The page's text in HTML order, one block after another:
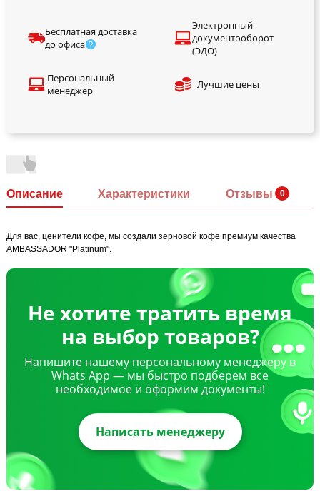
Бесплатная доставка
до офиса
Электронный
документооборот
(ЭДО)
Персональный
менеджер
Лучшие цены
Описание Характеристики Отзывы
Для вас, ценители кофе, мы создали зерновой кофе премиум качества
AMBASSADOR "Platinum".
Не хотите тратить время
на выбор товаров?
Напишите нашему персональному менеджеру в
Whats App — мы быстро подберем все
необходимое и оформим документы!
Написать менеджеру